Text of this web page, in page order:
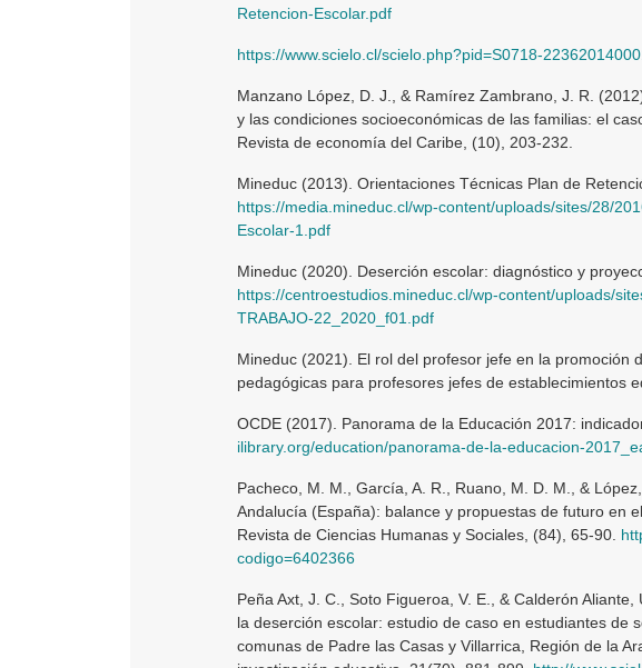
Retencion-Escolar.pdf
https://www.scielo.cl/scielo.php?pid=S0718-
Manzano López, D. J., & Ramírez Zambrano, J. R.
y las condiciones socioeconómicas de las familias: el
Revista de economía del Caribe, (10), 203-232.
Mineduc (2013). Orientaciones Técnicas Plan de
https://media.mineduc.cl/wp-content/uploads/sites/28/
Escolar-1.pdf
Mineduc (2020). Deserción escolar: diagnóstico y
https://centroestudios.mineduc.cl/wp-content/uploads/
TRABAJO-22_2020_f01.pdf
Mineduc (2021). El rol del profesor jefe en la promoción
pedagógicas para profesores jefes de establecimientos
OCDE (2017). Panorama de la Educación 2017:
ilibrary.org/education/panorama-de-la-educacion-
Pacheco, M. M., García, A. R., Ruano, M. D. M., &
Andalucía (España): balance y propuestas de futuro en
Revista de Ciencias Humanas y Sociales, (84), 65-90.
codigo=6402366
Peña Axt, J. C., Soto Figueroa, V. E., & Calderón
la deserción escolar: estudio de caso en estudiantes de
comunas de Padre las Casas y Villarrica, Región de la